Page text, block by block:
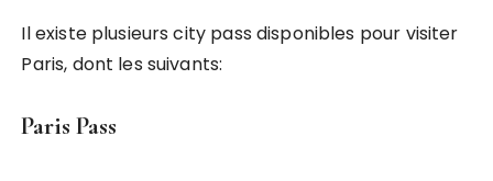
Il existe plusieurs city pass disponibles pour visiter
Paris, dont les suivants:
Paris Pass